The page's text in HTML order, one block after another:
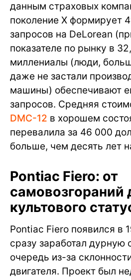
данным страховых
поколение X формирует
запросов на DeLorean
показателе по рынку в
миллениалы (люди,
даже не застали
машины) обеспечивают
запросов. Средняя
DMC-12 в хорошем
перевалила за 46 000
больше, чем десять лет
Pontiac Fiero: от
самовозгораний
культового
Pontiac Fiero появился в
сразу заработал
очередь из-за
двигателя. Проект был